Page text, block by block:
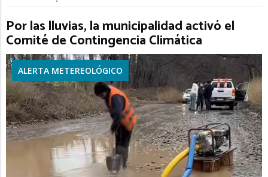
Por las lluvias, la municipalidad activó el
Comité de Contingencia Climática
ALERTA METEREOLÓGICO